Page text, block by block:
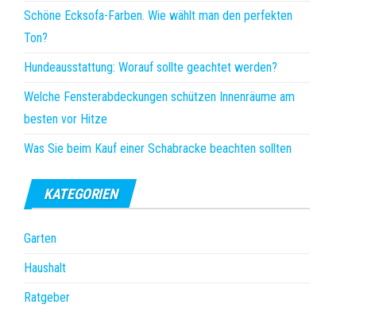
Schöne Ecksofa-Farben. Wie wählt man den perfekten
Ton?
Hundeausstattung: Worauf sollte geachtet werden?
Welche Fensterabdeckungen schützen Innenräume am
besten vor Hitze
Was Sie beim Kauf einer Schabracke beachten sollten
KATEGORIEN
Garten
Haushalt
Ratgeber